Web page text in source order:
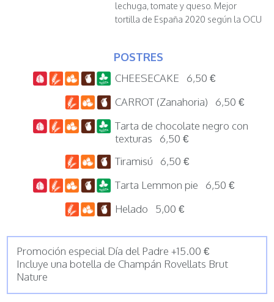
lechuga, tomate y queso. Mejor
tortilla de España 2020 según la OCU
POSTRES
CHEESECAKE 6,50 €
CARROT (Zanahoria) 6,50 €
Tarta de chocolate negro con
texturas 6,50 €
Tiramisú 6,50 €
Tarta Lemmon pie 6,50 €
Helado 5,00 €
Promoción especial Día del Padre +15.00 €
Incluye una botella de Champán Rovellats Brut
Nature